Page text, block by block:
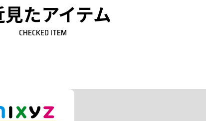
たアイテム
CHECKED ITEM